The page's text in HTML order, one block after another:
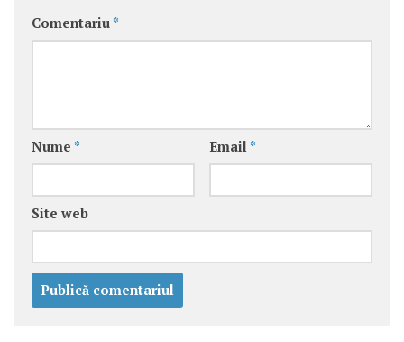
Comentariu *
Nume * Email *
Site web